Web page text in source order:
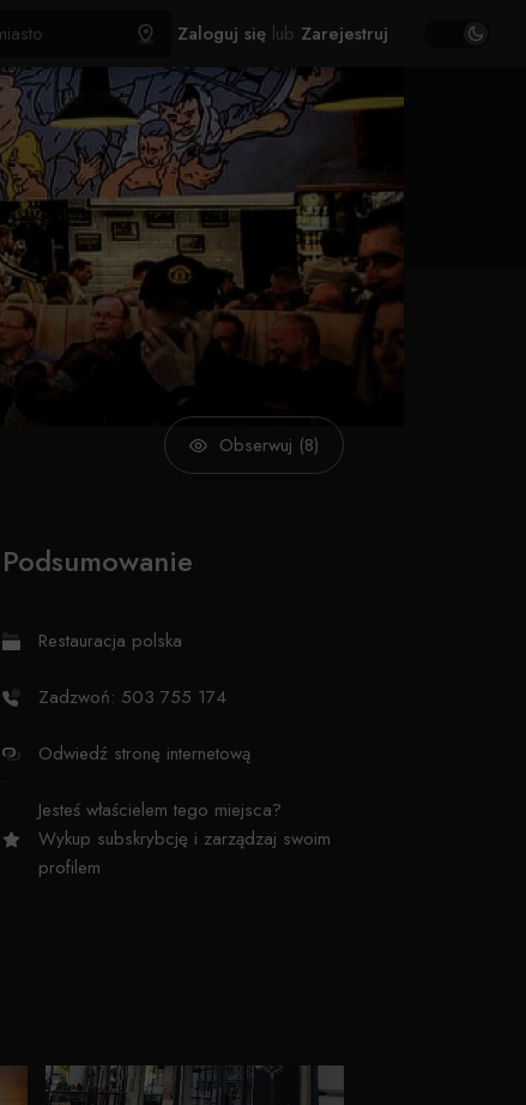
Zaloguj się lub Zarejestruj
Obserwuj (8)
Podsumowanie
Restauracja polska
Zadzwoń: 503 755 174
Odwiedź stronę internetową
Jesteś właścielem tego miejsca?
Wykup subskrybcję i zarządzaj swoim
profilem